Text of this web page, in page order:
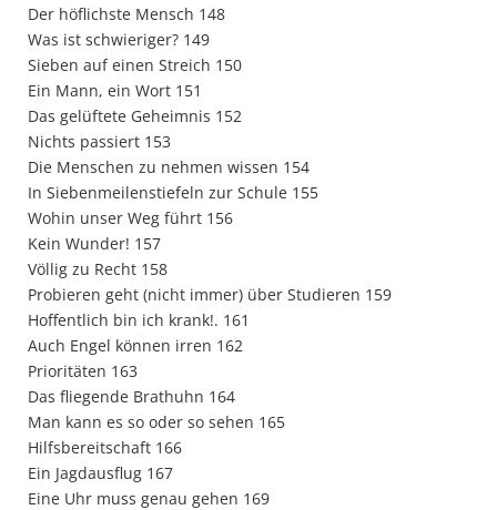
Der höflichste Mensch 148
Was ist schwieriger? 149
Sieben auf einen Streich 150
Ein Mann, ein Wort 151
Das gelüftete Geheimnis 152
Nichts passiert 153
Die Menschen zu nehmen wissen 154
In Siebenmeilenstiefeln zur Schule 155
Wohin unser Weg führt 156
Kein Wunder! 157
Völlig zu Recht 158
Probieren geht (nicht immer) über Studieren 159
Hoffentlich bin ich krank!. 161
Auch Engel können irren 162
Prioritäten 163
Das fliegende Brathuhn 164
Man kann es so oder so sehen 165
Hilfsbereitschaft 166
Ein Jagdausflug 167
Eine Uhr muss genau gehen 169